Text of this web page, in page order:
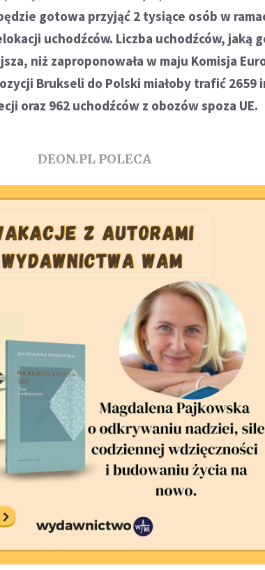
gotowa przyjąć 2 tysiące osób w
uchodźców. Liczba uchodźców, jaką
niż zaproponowała w maju Komisja
Brukseli do Polski miałoby trafić 2659
oraz 962 uchodźców z obozów spoza UE.
DEON.PL POLECA